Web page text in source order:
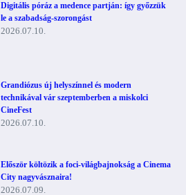
Digitális póráz a medence partján: így győzzük
le a szabadság-szorongást
2026.07.10.
Grandiózus új helyszínnel és modern
technikával vár szeptemberben a miskolci
CineFest
2026.07.10.
Először költözik a foci-világbajnokság a Cinema
City nagyvásznaira!
2026.07.09.